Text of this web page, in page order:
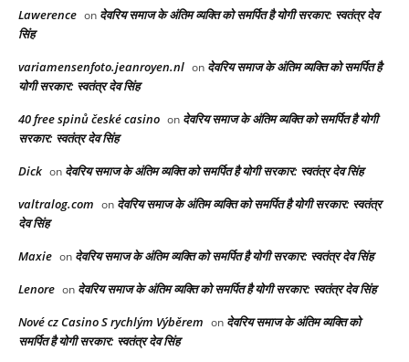
Lawerence on देवरिय समाज के अंतिम व्यक्ति को समर्पित है योगी सरकार: स्वतंत्र देव
सिंह
variamensenfoto.jeanroyen.nl on देवरिय समाज के अंतिम व्यक्ति को समर्पित है
योगी सरकार: स्वतंत्र देव सिंह
40 free spinů české casino on देवरिय समाज के अंतिम व्यक्ति को समर्पित है योगी
सरकार: स्वतंत्र देव सिंह
Dick on देवरिय समाज के अंतिम व्यक्ति को समर्पित है योगी सरकार: स्वतंत्र देव सिंह
valtralog.com on देवरिय समाज के अंतिम व्यक्ति को समर्पित है योगी सरकार: स्वतंत्र
देव सिंह
Maxie on देवरिय समाज के अंतिम व्यक्ति को समर्पित है योगी सरकार: स्वतंत्र देव सिंह
Lenore on देवरिय समाज के अंतिम व्यक्ति को समर्पित है योगी सरकार: स्वतंत्र देव सिंह
Nové cz Casino S rychlým Výběrem on देवरिय समाज के अंतिम व्यक्ति को
समर्पित है योगी सरकार: स्वतंत्र देव सिंह